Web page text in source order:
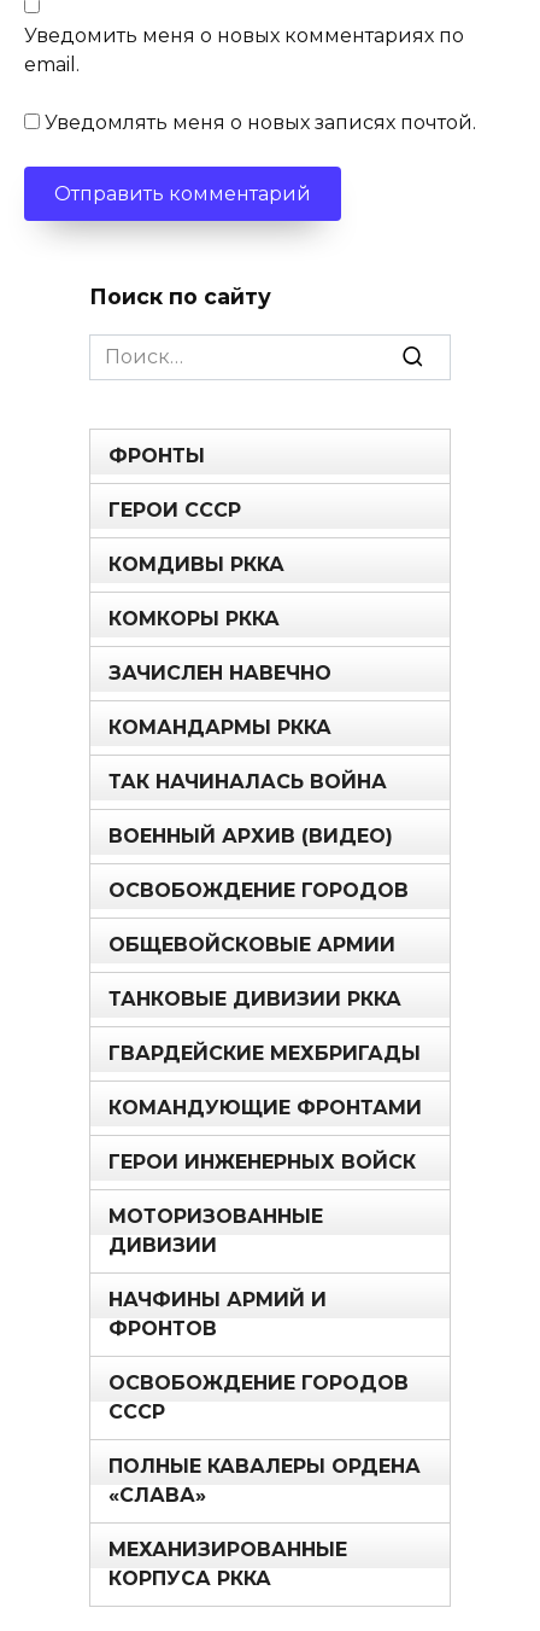
Уведомить меня о новых комментариях по
email.
Уведомлять меня о новых записях почтой.
Поиск по сайту
Search
for:
ФРОНТЫ
ГЕРОИ СССР
КОМДИВЫ РККА
КОМКОРЫ РККА
ЗАЧИСЛЕН НАВЕЧНО
КОМАНДАРМЫ РККА
ТАК НАЧИНАЛАСЬ ВОЙНА
ВОЕННЫЙ АРХИВ (ВИДЕО)
ОСВОБОЖДЕНИЕ ГОРОДОВ
ОБЩЕВОЙСКОВЫЕ АРМИИ
ТАНКОВЫЕ ДИВИЗИИ РККА
ГВАРДЕЙСКИЕ МЕХБРИГАДЫ
КОМАНДУЮЩИЕ ФРОНТАМИ
ГЕРОИ ИНЖЕНЕРНЫХ ВОЙСК
МОТОРИЗОВАННЫЕ
ДИВИЗИИ
НАЧФИНЫ АРМИЙ И
ФРОНТОВ
ОСВОБОЖДЕНИЕ ГОРОДОВ
СССР
ПОЛНЫЕ КАВАЛЕРЫ ОРДЕНА
«СЛАВА»
МЕХАНИЗИРОВАННЫЕ
КОРПУСА РККА